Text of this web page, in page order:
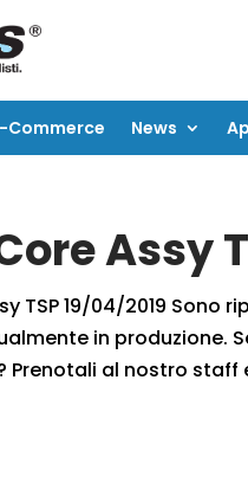
Commerce News
Commerce News
Assy
TSP 19/04/2019 Sono
in produzione.
Prenotali al nostro staff